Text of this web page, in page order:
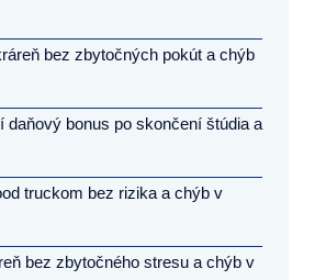
bez zbytočných pokút a chýb
daňový bonus po skončení štúdia a
truckom bez rizika a chýb v
bez zbytočného stresu a chýb v